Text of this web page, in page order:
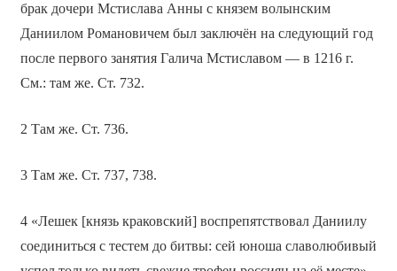
брак дочери Мстислава Анны с князем волынским
Даниилом Романовичем был заключён на следующий год
после первого занятия Галича Мстиславом — в 1216 г.
См.: там же. Ст. 732.
2 Там же. Ст. 736.
3 Там же. Ст. 737, 738.
4 «Лешек [князь краковский] воспрепятствовал Даниилу
соединиться с тестем до битвы: сей юноша славолюбивый